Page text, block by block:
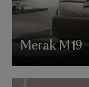
Merak M19